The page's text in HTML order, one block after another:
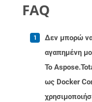
FAQ
Δεν μπορώ
αγαπημένη
Το
ως Docker